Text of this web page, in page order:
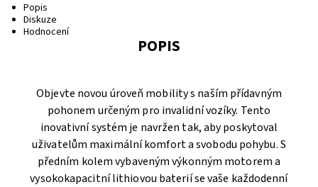
Popis
Diskuze
Hodnocení
POPIS
Objevte novou úroveň mobility s naším přídavným
pohonem určeným pro invalidní vozíky. Tento
inovativní systém je navržen tak, aby poskytoval
uživatelům maximální komfort a svobodu pohybu. S
předním kolem vybaveným výkonným motorem a
vysokokapacitní lithiovou baterií se vaše každodenní